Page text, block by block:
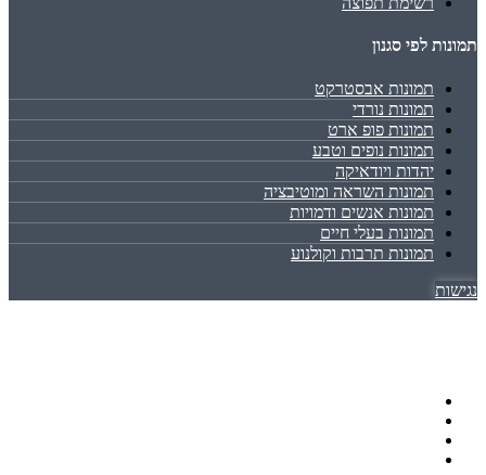
תמונות לפי סגנון
תמונות אבסטרקט
תמונות נורדי
תמונות פופ ארט
תמונות נופים וטבע
יהדות ויודאיקה
תמונות השראה ומוטיבציה
תמונות אנשים ודמויות
תמונות בעלי חיים
תמונות תרבות וקולנוע
נגישות